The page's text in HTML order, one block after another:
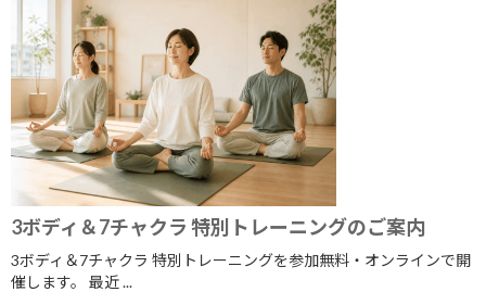
2023年3月
2023年2月
2023年1月
2022年12月
2022年11月
2022年10月
2022年9月
3ボディ＆7チャクラ 特別トレーニングのご案内
3ボディ＆7チャクラ 特別トレーニングを参加無料・オンラインで開
催します。 最近 ...